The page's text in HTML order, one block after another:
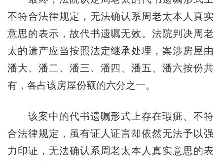
不符合法律规定，无法确认系周老太本人真实
意思的表示，故代书遗嘱无效。法院判决周老
太的遗产应当按照法定继承处理，案涉房屋由
潘大、潘二、潘三、潘四、潘五、潘六按份共
有，各占该房屋份额的六分之一。
该案中的代书遗嘱形式上存在瑕疵、不符
合法律规定，虽有证人证言却依然无法予以强
力印证，无法确认系周老太本人真实意思的表